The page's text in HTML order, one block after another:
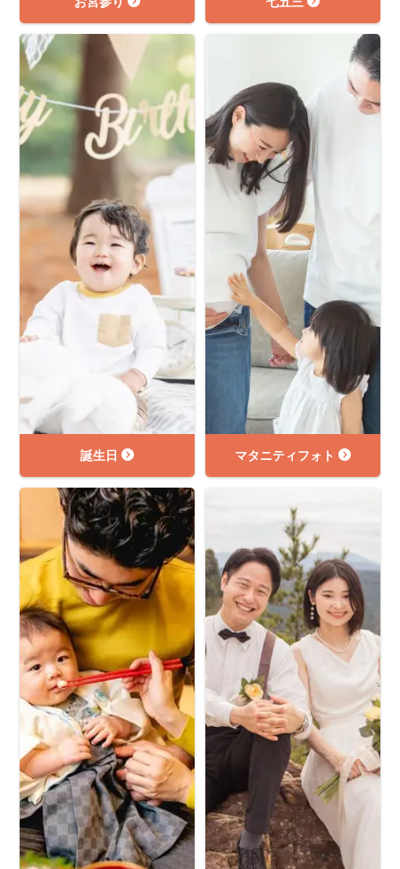
誕生日 マタニティフォト